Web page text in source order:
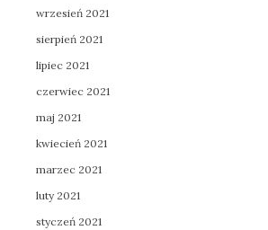
wrzesień 2021
sierpień 2021
lipiec 2021
czerwiec 2021
maj 2021
kwiecień 2021
marzec 2021
luty 2021
styczeń 2021